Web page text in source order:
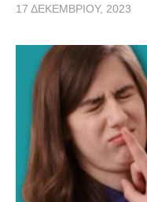
17 ΔΕΚΕΜΒΡΊΟΥ, 2023